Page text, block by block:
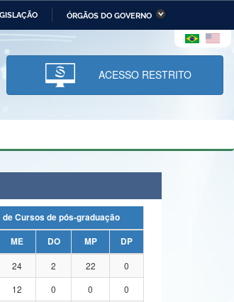
ÓRGÃOS DO GOVERNO
Ministério da Infraestrutura
Ministério da Ciência,
Tecnologia, Inovações e
Comunicações
ACESSO RESTRITO
de Cursos de pós-graduação
ME DO MP
DP
24 2 22
0
12 0 0
0